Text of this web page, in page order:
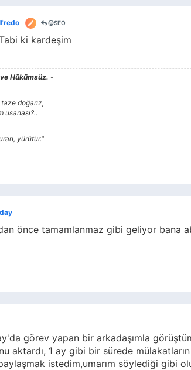
@SEO
ki kardeşim
Hükümsüz. -
doğarız,
usanası?..
yürütür."
önce tamamlanmaz gibi geliyor bana
görev yapan bir arkadaşımla
aktardı, 1 ay gibi bir sürede
istedim,umarım söylediği gibi